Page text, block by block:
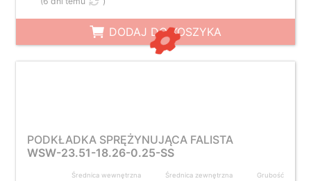
DODAJ DO KOSZYKA
PODKŁADKA SPRĘŻYNUJĄCA FALISTA
WSW-23.51-18.26-0.25-SS
Średnica wewnętrzna Średnica zewnętrzna Grubość